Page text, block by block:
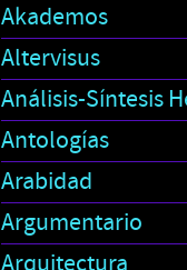
Akademos
Altervisus
Análisis-Síntesis
Antologías
Arabidad
Argumentario